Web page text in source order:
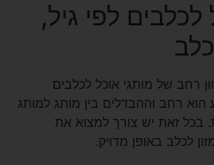
לפי גיל,
רחב של מותגי אוכל לכלבים
הוא רחב וההבדלים בין מותג למותג
בכל זאת יש צורך למצוא את
לכלב באופן מדויק.